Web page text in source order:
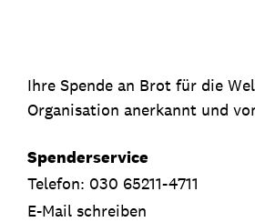
Ihre Spende an Brot für die
Organisation anerkannt und
Spenderservice
Telefon: 030 65211-4711
E-Mail schreiben